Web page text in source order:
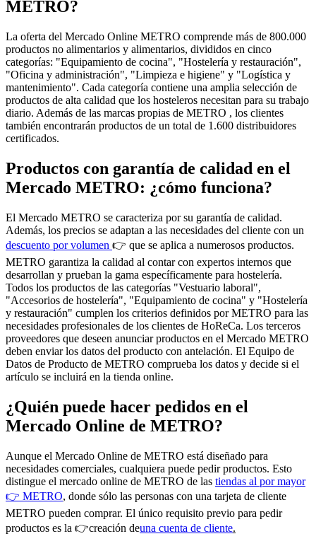
METRO?
La oferta del Mercado Online METRO comprende más de 800.000
productos no alimentarios y alimentarios, divididos en cinco
categorías: "Equipamiento de cocina", "Hostelería y restauración",
"Oficina y administración", "Limpieza e higiene" y "Logística y
mantenimiento". Cada categoría contiene una amplia selección de
productos de alta calidad que los hosteleros necesitan para su trabajo
diario. Además de las marcas propias de METRO , los clientes
también encontrarán productos de un total de 1.600 distribuidores
certificados.
Productos con garantía de calidad en el
Mercado METRO: ¿cómo funciona?
El Mercado METRO se caracteriza por su garantía de calidad.
Además, los precios se adaptan a las necesidades del cliente con un
descuento por volumen 👉 que se aplica a numerosos productos.
METRO garantiza la calidad al contar con expertos internos que
desarrollan y prueban la gama específicamente para hostelería.
Todos los productos de las categorías "Vestuario laboral",
"Accesorios de hostelería", "Equipamiento de cocina" y "Hostelería
y restauración" cumplen los criterios definidos por METRO para las
necesidades profesionales de los clientes de HoReCa. Los terceros
proveedores que deseen anunciar productos en el Mercado METRO
deben enviar los datos del producto con antelación. El Equipo de
Datos de Producto de METRO comprueba los datos y decide si el
artículo se incluirá en la tienda online.
¿Quién puede hacer pedidos en el
Mercado Online de METRO?
Aunque el Mercado Online de METRO está diseñado para
necesidades comerciales, cualquiera puede pedir productos. Esto
distingue el mercado online de METRO de las tiendas al por mayor
👉 METRO, donde sólo las personas con una tarjeta de cliente
METRO pueden comprar. El único requisito previo para pedir
productos es la 👉creación deuna cuenta de cliente.